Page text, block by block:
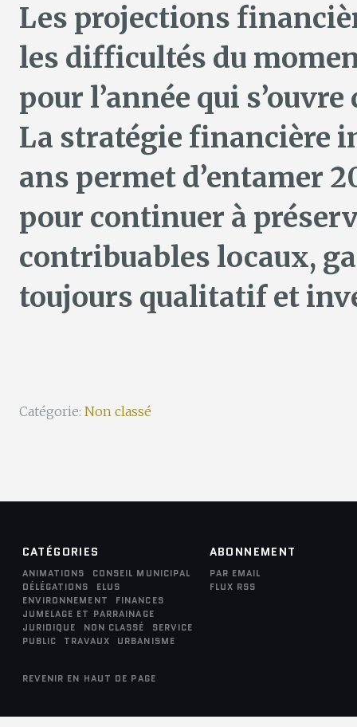
Les projections
les difficultés du
pour l’année qui
La stratégie financière
ans permet d’entamer
pour continuer à
contribuables locaux,
toujours qualitatif et
Catégorie: Non classé
CATÉGORIES
ANIMATIONS
CONSEIL MUNICIPAL
DÉLÉGATIONS
ELUS
ENVIRONNEMENT
FINANCES
JUMELAGE ET PARRAINAGE
JURIDIQUE
NON CLASSÉ
SERVICE
PUBLIC
TRAVAUX URBANISME
ABONNEMENT
PAR EMAIL
FLUX RSS
REVENIR EN HAUT DE PAGE